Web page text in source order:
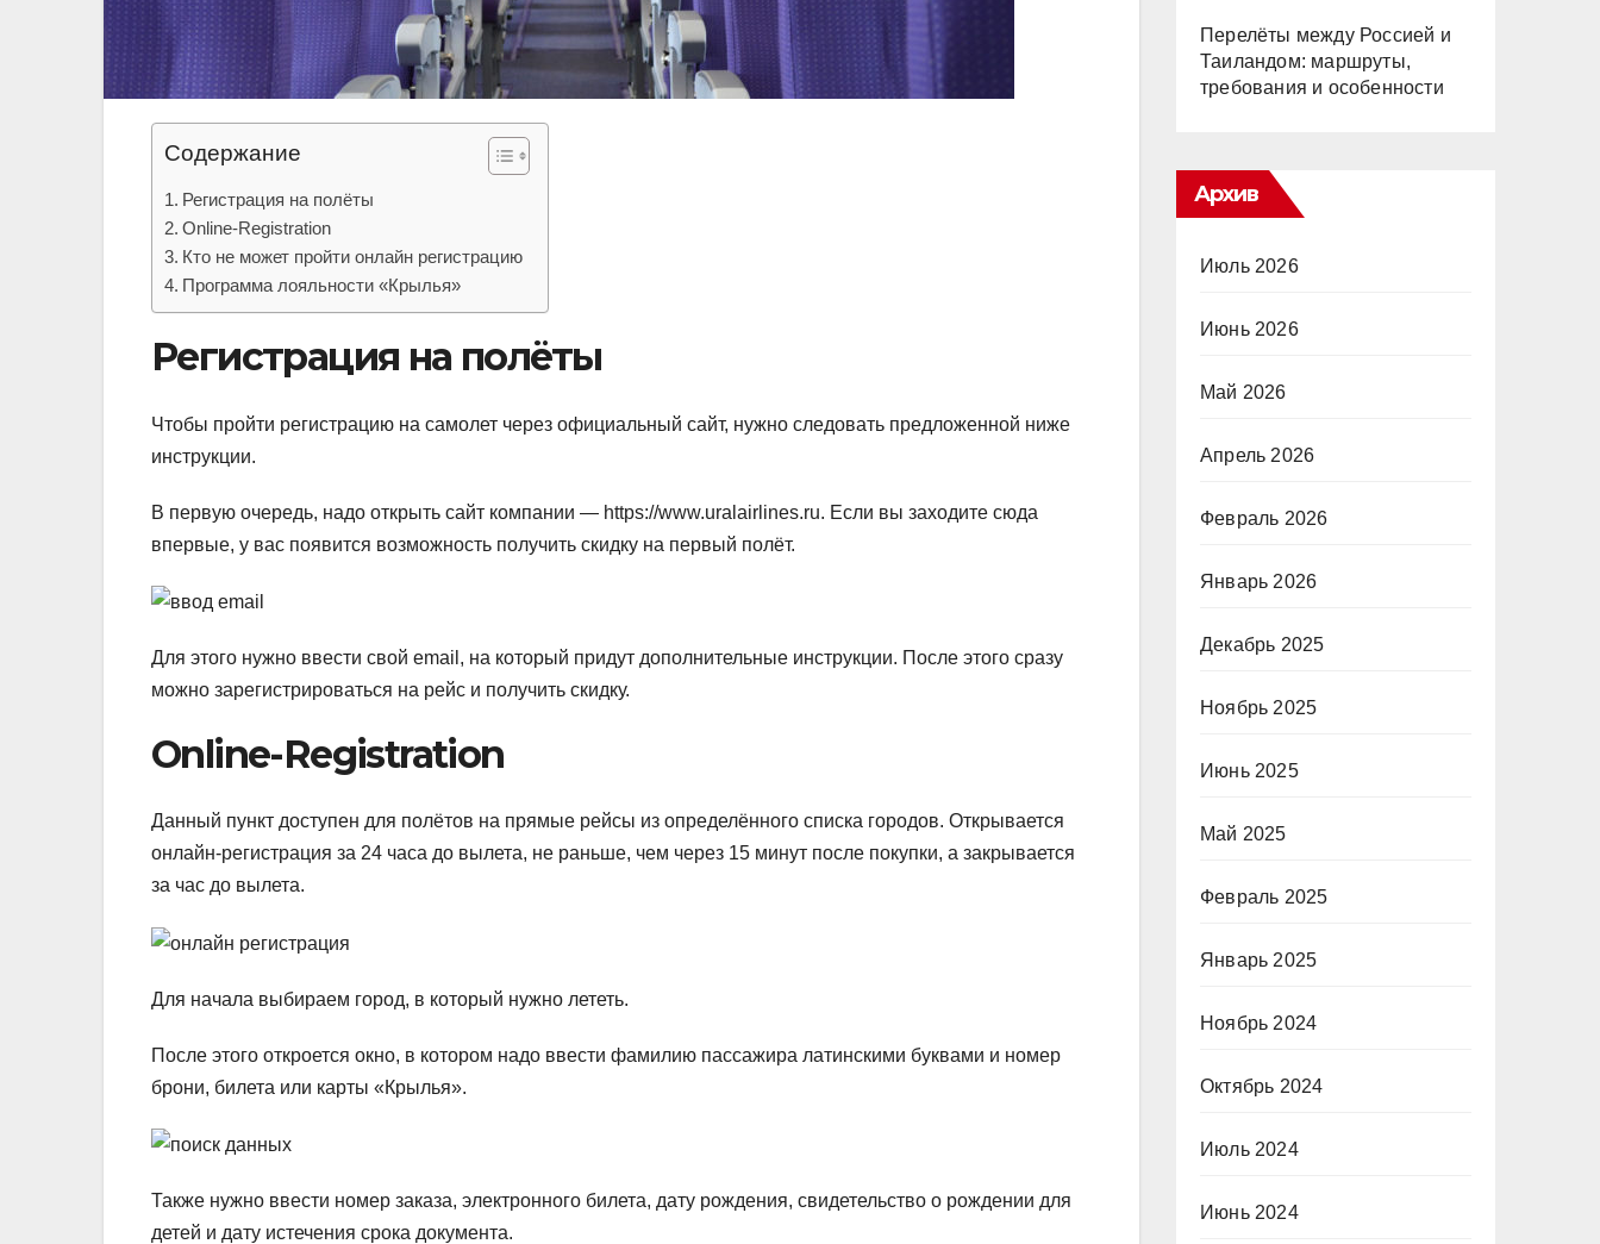
Содержание
Регистрация на полёты
Online-Registration
Кто не может пройти онлайн регистрацию
Программа лояльности «Крылья»
Регистрация на полёты
Чтобы пройти регистрацию на самолет через официальный сайт, нужно следовать предложенной ниже
инструкции.
В первую очередь, надо открыть сайт компании — https://www.uralairlines.ru. Если вы заходите сюда
впервые, у вас появится возможность получить скидку на первый полёт.
Для этого нужно ввести свой email, на который придут дополнительные инструкции. После этого сразу
можно зарегистрироваться на рейс и получить скидку.
Online-Registration
Данный пункт доступен для полётов на прямые рейсы из определённого списка городов. Открывается
онлайн-регистрация за 24 часа до вылета, не раньше, чем через 15 минут после покупки, а закрывается
за час до вылета.
Для начала выбираем город, в который нужно лететь.
После этого откроется окно, в котором надо ввести фамилию пассажира латинскими буквами и номер
брони, билета или карты «Крылья».
Также нужно ввести номер заказа, электронного билета, дату рождения, свидетельство о рождении для
детей и дату истечения срока документа.
Перелёты между Россией и
Таиландом: маршруты,
требования и особенности
Архив
Июль 2026
Июнь 2026
Май 2026
Апрель 2026
Февраль 2026
Январь 2026
Декабрь 2025
Ноябрь 2025
Июнь 2025
Май 2025
Февраль 2025
Январь 2025
Ноябрь 2024
Октябрь 2024
Июль 2024
Июнь 2024